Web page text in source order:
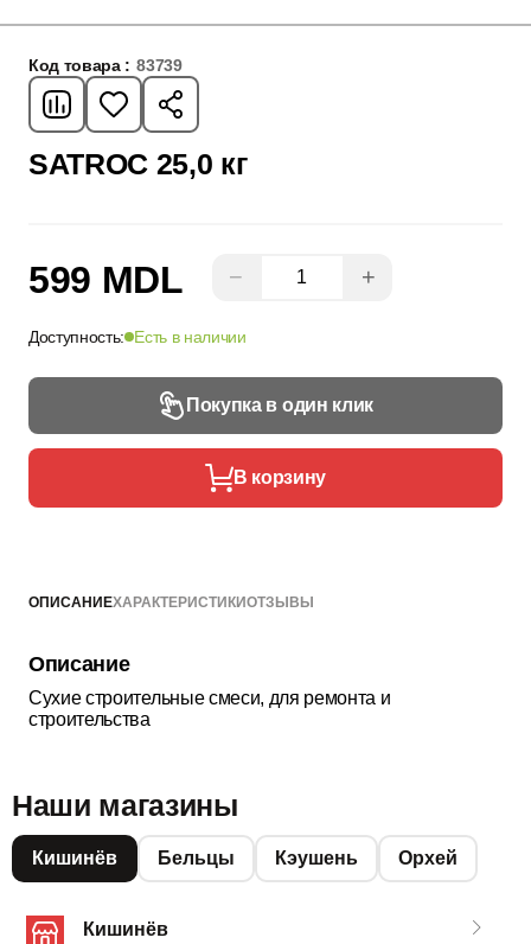
Код товара : 83739
SATROC 25,0 кг
599 MDL − +
Доступность: Есть в наличии
Покупка в один клик
В корзину
ОПИСАНИЕХАРАКТЕРИСТИКИОТЗЫВЫ
Описание
Сухие строительные смеси, для ремонта и
строительства
Наши магазины
Кишинёв Бельцы Кэушень Орхей
Кишинёв